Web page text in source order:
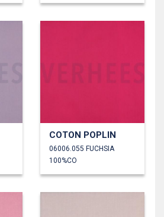
COTON POPLIN
06006.055 FUCHSIA
100%CO